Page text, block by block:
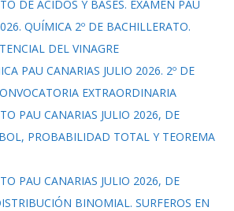
DE ÁCIDOS Y BASES. EXAMEN PAU
QUÍMICA 2º DE BACHILLERATO.
DEL VINAGRE
PAU CANARIAS JULIO 2026. 2º DE
EXTRAORDINARIA
PAU CANARIAS JULIO 2026, DE
PROBABILIDAD TOTAL Y TEOREMA
PAU CANARIAS JULIO 2026, DE
BINOMIAL. SURFEROS EN